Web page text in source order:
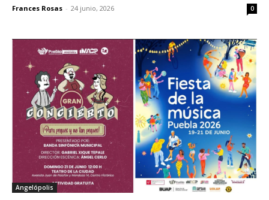
Frances Rosas - 24 junio, 2026 0
Angelópolis